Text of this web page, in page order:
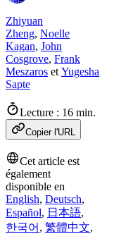
Zhiyuan
Zheng, Noelle
Kagan, John
Cosgrove, Frank
Meszaros et Yugesha
Sapte
Lecture : 16 min.
Copier l'URL
Cet article est
également
disponible en
English, Deutsch,
Español, 日本語,
한국어 , 繁體中文,